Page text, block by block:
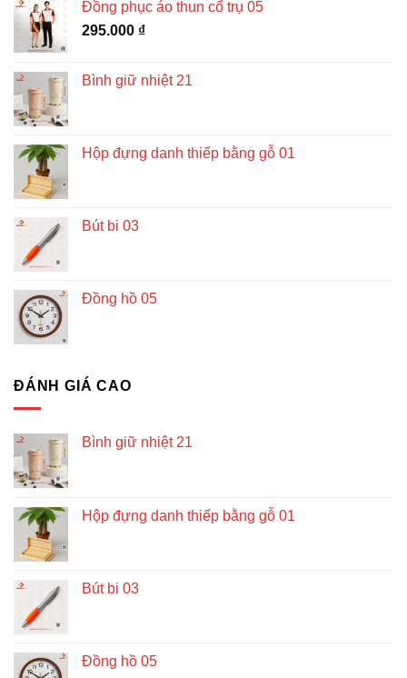
Đồng phục áo thun cổ trụ 05
295.000 ₫
Bình giữ nhiệt 21
Hộp đựng danh thiếp bằng gỗ 01
Bút bi 03
Đồng hồ 05
ĐÁNH GIÁ CAO
Bình giữ nhiệt 21
Hộp đựng danh thiếp bằng gỗ 01
Bút bi 03
Đồng hồ 05